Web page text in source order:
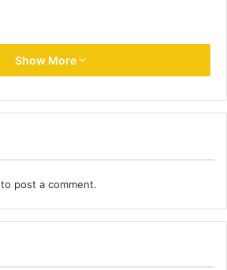
Show More
to post a comment.